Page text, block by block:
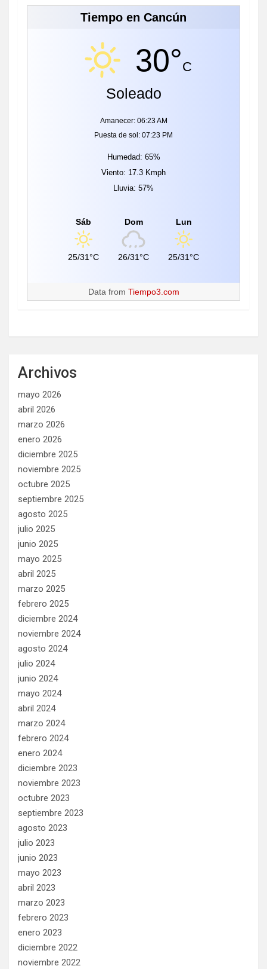
Tiempo en Cancún
30°C
Soleado
Amanecer: 06:23 AM
Puesta de sol: 07:23 PM
Humedad: 65%
Viento: 17.3 Kmph
Lluvia: 57%
Sáb
25/31°C
Dom
26/31°C
Lun
25/31°C
Data from Tiempo3.com
Archivos
mayo 2026
abril 2026
marzo 2026
enero 2026
diciembre 2025
noviembre 2025
octubre 2025
septiembre 2025
agosto 2025
julio 2025
junio 2025
mayo 2025
abril 2025
marzo 2025
febrero 2025
diciembre 2024
noviembre 2024
agosto 2024
julio 2024
junio 2024
mayo 2024
abril 2024
marzo 2024
febrero 2024
enero 2024
diciembre 2023
noviembre 2023
octubre 2023
septiembre 2023
agosto 2023
julio 2023
junio 2023
mayo 2023
abril 2023
marzo 2023
febrero 2023
enero 2023
diciembre 2022
noviembre 2022